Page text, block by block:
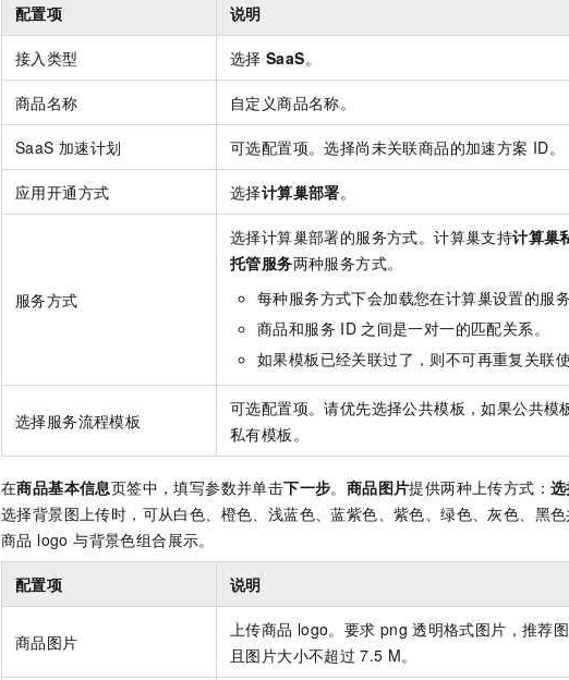
配置项 说明
接入类型 选择 SaaS。
商品名称 自定义商品名称。
SaaS 加速计划 可选配置项。选择尚未关联商品的加速方案 ID。
应用开通方式 选择计算巢部署。
服务方式
选择计算巢部署的服务方式。计算巢支持计算巢
托管服务两种服务方式。
每种服务方式下会加载您在计算巢设置的服务
商品和服务 ID 之间是一对一的匹配关系。
如果模板已经关联过了，则不可再重复关联使
选择服务流程模板
可选配置项。请优先选择公共模板，如果公共模
私有模板。
在商品基本信息页签中，填写参数并单击下一步。 商品图片提供两种上传方式：
选择背景图上传时，可从白色、橙色、浅蓝色、蓝紫色、紫色、绿色、灰色、黑
商品 logo 与背景色组合展示。
配置项 说明
商品图片
上传商品 logo。要求 png 透明格式图片，推荐
且图片大小不超过 7.5 M。